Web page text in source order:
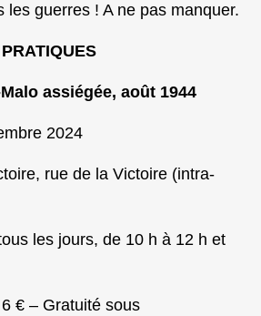
les guerres ! A ne pas manquer.
assiégée, août 1944
2024
rue de la Victoire (intra-
les jours, de 10 h à 12 h et
€ – Gratuité sous